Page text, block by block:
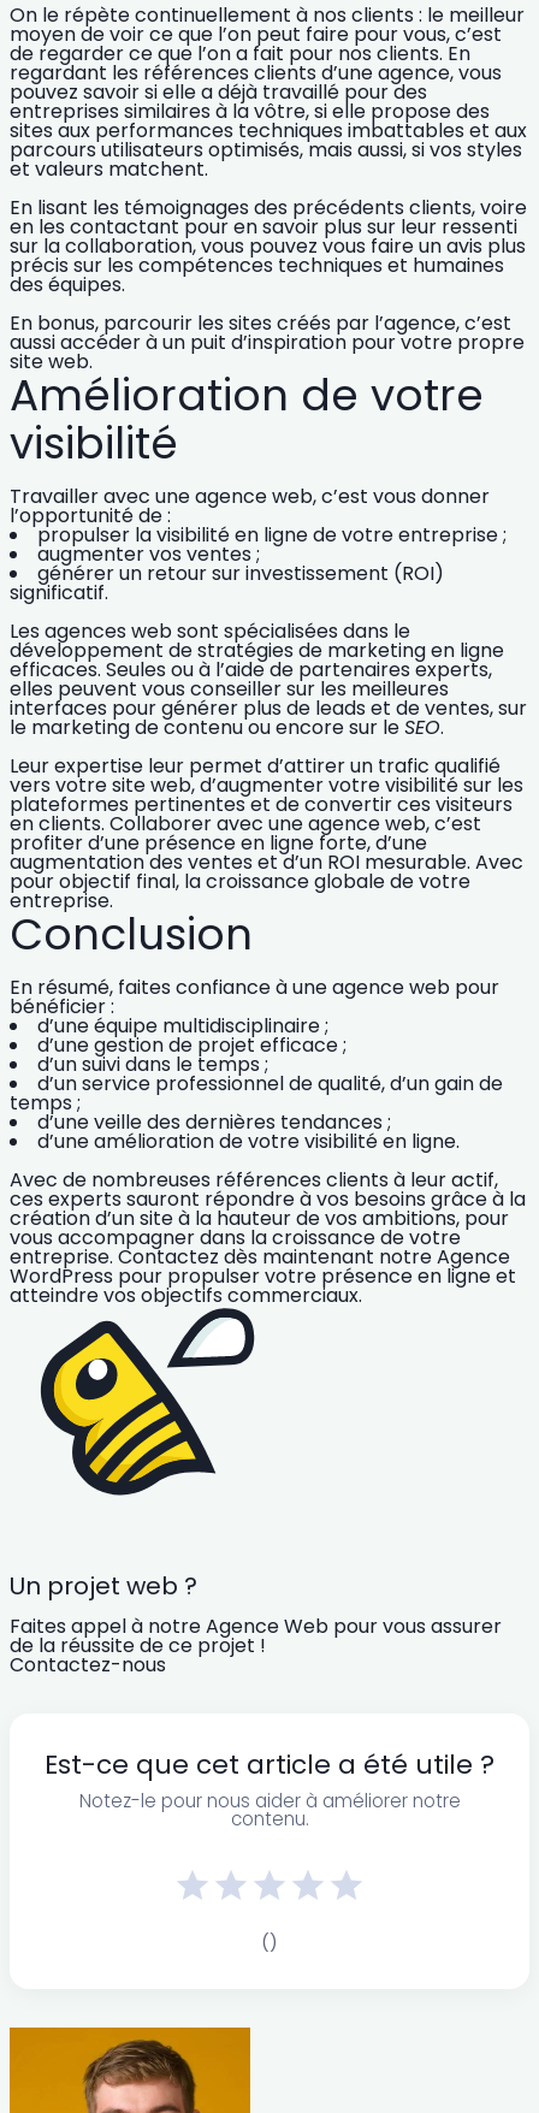
On le répète continuellement à nos clients : le meilleur
moyen de voir ce que l’on peut faire pour vous, c’est
de regarder ce que l’on a fait pour nos clients. En
regardant les références clients d’une agence, vous
pouvez savoir si elle a déjà travaillé pour des
entreprises similaires à la vôtre, si elle propose des
sites aux performances techniques imbattables et aux
parcours utilisateurs optimisés, mais aussi, si vos styles
et valeurs matchent.
En lisant les témoignages des précédents clients, voire
en les contactant pour en savoir plus sur leur ressenti
sur la collaboration, vous pouvez vous faire un avis plus
précis sur les compétences techniques et humaines
des équipes.
En bonus, parcourir les sites créés par l’agence, c’est
aussi accéder à un puit d’inspiration pour votre propre
site web.
Amélioration de votre
visibilité
Travailler avec une agence web, c’est vous donner
l’opportunité de :
propulser la visibilité en ligne de votre entreprise ;
augmenter vos ventes ;
générer un retour sur investissement (ROI)
significatif.
Les agences web sont spécialisées dans le
développement de stratégies de marketing en ligne
efficaces. Seules ouà l’aide de partenaires experts,
elles peuvent vous conseiller sur les meilleures
interfaces pour générer plus de leads et de ventes, sur
le marketing de contenu ou encore sur leSEO.
Leur expertise leur permet d’attirer un trafic qualifié
vers votre site web, d’augmenter votre visibilité sur les
plateformes pertinentes et deconvertir ces visiteurs
en clients. Collaborer avec une agence web, c’est
profiter d’une présence en ligne forte, d’une
augmentation des ventes et d’un ROI mesurable. Avec
pour objectif final, lacroissance globale de votre
entreprise.
Conclusion
En résumé, faites confiance à une agence web pour
bénéficier :
d’une équipe multidisciplinaire ;
d’une gestion de projet efficace ;
d’un suivi dans le temps ;
d’un service professionnel de qualité, d’un gain de
temps ;
d’une veille des dernières tendances ;
d’une amélioration de votre visibilité en ligne.
Avec de nombreuses références clients à leur actif,
ces experts sauront répondre à vos besoins grâce à la
création d’un site à la hauteur de vos ambitions, pour
vous accompagner dans la croissance de votre
entreprise. Contactez dès maintenant notreAgence
WordPress pour propulser votre présence en ligne et
atteindre vos objectifs commerciaux.
Un projet web ?
Faites appel à notre Agence Web pour vous assurer
de la réussite de ce projet !
Contactez-nous
Est-ce que cet article a été utile ?
Notez-le pour nous aider à améliorer notre
contenu.